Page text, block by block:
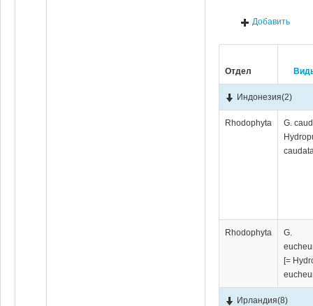
Добавить
Отдел
Индонезия(2)
Rhodophyta
G.
Rhodophyta
G.
[=
Ирландия(8)